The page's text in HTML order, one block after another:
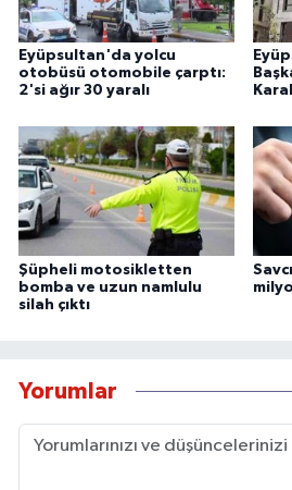
Eyüpsultan'da yolcu
otobüsü otomobile çarptı:
2'si ağır 30 yaralı
Şüpheli motosikletten
bomba ve uzun namlulu
silah çıktı
Yorumlar